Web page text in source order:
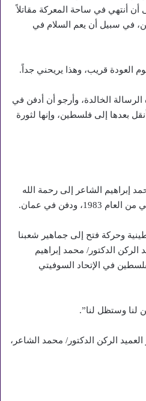
أن أنتهي في ساحة المعركة مقاتلاً
في سبيل أن يعم السلام في
العودة قريب، وهذا يريحني جداً.
الخالدة، وأرجو أن أدفن في
بعدها إلى فلسطين، وإنها لثورة
إبراهيم الشاعر إلى رحمة الله
ودفن في عمان.
وحركة فتح إلى جماهير شعبنا
الركن الدكتور/ محمد إبراهيم
في الإتحاد السوفيتي
لنا وستظل لنا”.
العميد الركن الدكتور/ محمد الشاعر،